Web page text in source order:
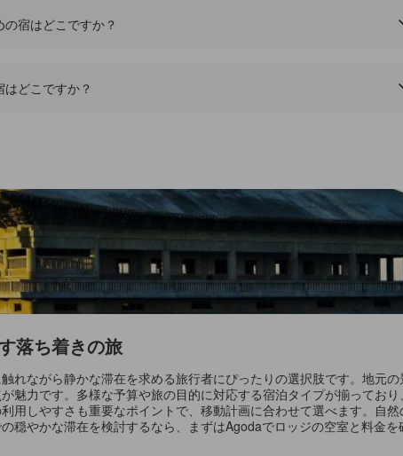
宿はどこですか？
どこですか？
落ち着きの旅
れながら静かな滞在を求める旅行者にぴったりの選択肢です。地元
魅力です。多様な予算や旅の目的に対応する宿泊タイプが揃ってお
用しやすさも重要なポイントで、移動計画に合わせて選べます。自
穏やかな滞在を検討するなら、まずはAgodaでロッジの空室と料金を